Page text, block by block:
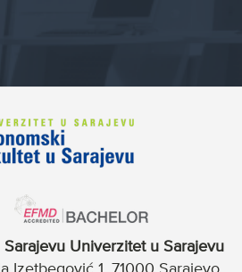
Sarajevu Univerzitet u Sarajevu